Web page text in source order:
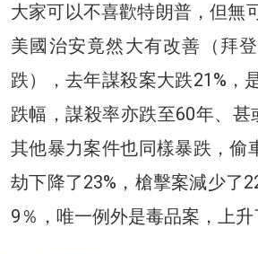
大家可以不喜歡特朗普，但無
美國治安竟然大有改善（拜
跌），去年謀殺案大跌21%，
跌幅，謀殺率亦跌至60年、甚
其他暴力案件也同樣暴跌，偷
劫下降了23%，槍擊案減少了
9％，唯一例外是毒品案，上升